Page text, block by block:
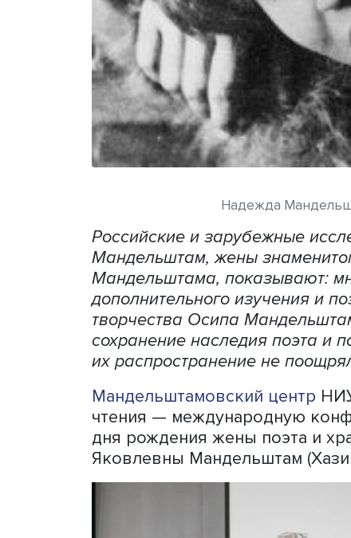
Надежда
Российские и
Мандельштам, жены
Мандельштама,
дополнительного
сохранение наследия